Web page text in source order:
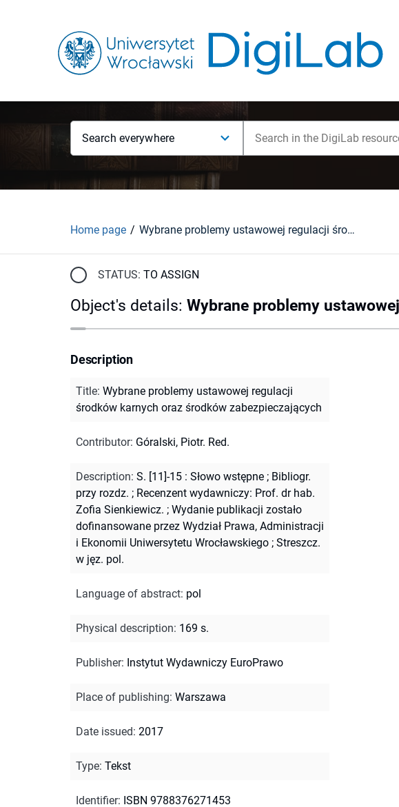
Search everywhere
Home page Wybrane problemy ustawowej regulacji środków karnych oraz środków zabezpieczających
STATUS: TO ASSIGN
Object's details: Wybrane problemy
Description
Title: Wybrane problemy ustawowej regulacji
środków karnych oraz środków zabezpieczających
Contributor: Góralski, Piotr. Red.
Description: S. [11]-15 : Słowo wstępne ; Bibliogr.
przy rozdz. ; Recenzent wydawniczy: Prof. dr hab.
Zofia Sienkiewicz. ; Wydanie publikacji zostało
dofinansowane przez Wydział Prawa, Administracji
i Ekonomii Uniwersytetu Wrocławskiego ; Streszcz.
w jęz. pol.
Language of abstract: pol
Physical description: 169 s.
Publisher: Instytut Wydawniczy EuroPrawo
Place of publishing: Warszawa
Date issued: 2017
Type: Tekst
Identifier: ISBN 9788376271453